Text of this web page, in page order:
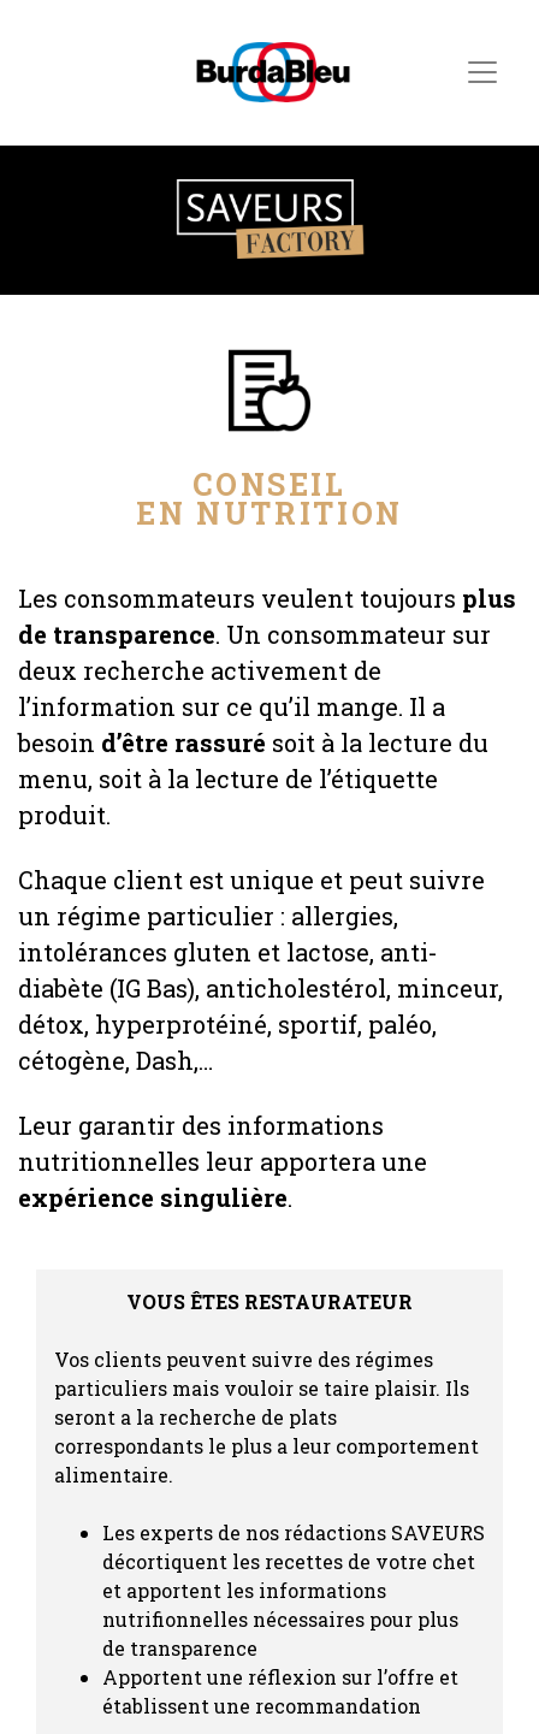
CONSEIL
EN NUTRITION
Les consommateurs veulent toujours plus
de transparence. Un consommateur sur
deux recherche activement de
l’information sur ce qu’il mange. Il a
besoin d’être rassuré soit à la lecture du
menu, soit à la lecture de l’étiquette
produit.
Chaque client est unique et peut suivre
un régime particulier : allergies,
intolérances gluten et lactose, anti-
diabète (IG Bas), anticholestérol, minceur,
détox, hyperprotéiné, sportif, paléo,
cétogène, Dash,…
Leur garantir des informations
nutritionnelles leur apportera une
expérience singulière.
VOUS ÊTES RESTAURATEUR
Vos clients peuvent suivre des régimes
particuliers mais vouloir se taire plaisir. Ils
seront a la recherche de plats
correspondants le plus a leur comportement
alimentaire.
Les experts de nos rédactions SAVEURS
décortiquent les recettes de votre chet
et apportent les informations
nutrifionnelles nécessaires pour plus
de transparence
Apportent une réflexion sur l’offre et
établissent une recommandation